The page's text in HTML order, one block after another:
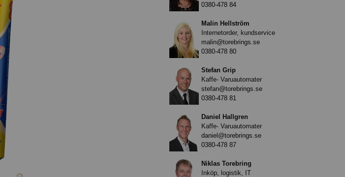
0380-478 84
Malin Hellström
Internetorder, kundservice
malin@torebrings.se
0380-478 80
Stefan Grip
Kaffe- Varuautomater
stefan@torebrings.se
0380-478 81
Daniel Hallgren
Kaffe- Varuautomater
daniel@torebrings.se
0380-478 87
Niklas Torebring
Inköp, logistik, IT